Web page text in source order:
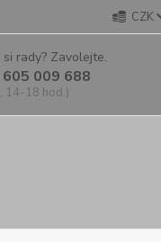
CZK
rady? Zavolejte.
009 688
14-18 hod.)